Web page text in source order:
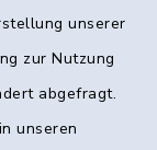
unserer
zur Nutzung
abgefragt.
unseren